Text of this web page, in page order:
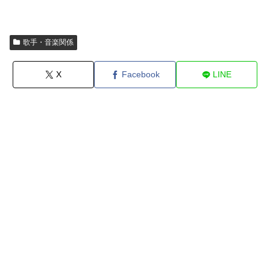
歌手・音楽関係
X Facebook LINE